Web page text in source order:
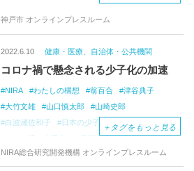
ウェルネス
セルフケア
ジェンダー
神戸市 オンラインプレスルーム
2022.6.10 健康・医療、自治体・公共機関
コロナ禍で懸念される少子化の加速
NIRA わたしの構想 翁百合
津谷典子
大竹文雄
山口慎太郎
山崎史郎
白波瀬佐和子
日本の少子化
少子化問題
合計特殊出生率
希望出生率
人口学
＋ タグをもっと見る
NIRA総合研究開発機構 オンラインプレスルーム